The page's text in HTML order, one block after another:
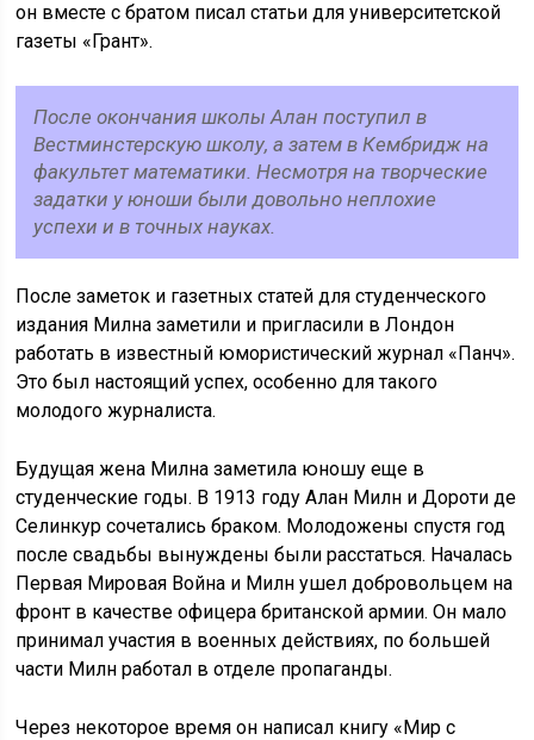
он вместе с братом писал статьи для университетской
газеты «Грант».
После окончания школы Алан поступил в
Вестминстерскую школу, а затем в Кембридж на
факультет математики. Несмотря на творческие
задатки у юноши были довольно неплохие
успехи и в точных науках.
После заметок и газетных статей для студенческого
издания Милна заметили и пригласили в Лондон
работать в известный юмористический журнал «Панч».
Это был настоящий успех, особенно для такого
молодого журналиста.
Будущая жена Милна заметила юношу еще в
студенческие годы. В 1913 году Алан Милн и Дороти де
Селинкур сочетались браком. Молодожены спустя год
после свадьбы вынуждены были расстаться. Началась
Первая Мировая Война и Милн ушел добровольцем на
фронт в качестве офицера британской армии. Он мало
принимал участия в военных действиях, по большей
части Милн работал в отделе пропаганды.
Через некоторое время он написал книгу «Мир с